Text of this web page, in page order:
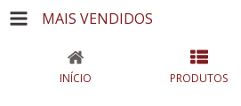
MAIS VENDIDOS
INÍCIO PRODUTOS